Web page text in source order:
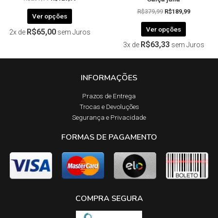
Ver opções
2x de R$65,00 sem Juros
R$379,99 R$189,99
Ver opções
3x de R$63,33 sem Juros
INFORMAÇÕES
Prazos de Entrega​
Trocas e Devoluções​
Segurança e Privacidade
FORMAS DE PAGAMENTO
COMPRA SEGURA